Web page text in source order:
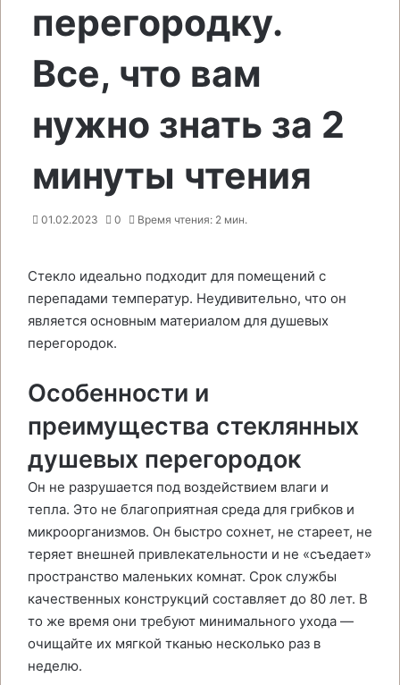
перегородку.
Все, что вам
нужно знать за 2
минуты чтения
01.02.2023 0 Время чтения: 2 мин.
Стекло идеально подходит для помещений с
перепадами температур. Неудивительно, что он
является основным материалом для душевых
перегородок.
Особенности и
преимущества стеклянных
душевых перегородок
Он не разрушается под воздействием влаги и
тепла. Это не благоприятная среда для грибков и
микроорганизмов. Он быстро сохнет, не стареет, не
теряет внешней привлекательности и не «съедает»
пространство маленьких комнат. Срок службы
качественных конструкций составляет до 80 лет. В
то же время они требуют минимального ухода —
очищайте их мягкой тканью несколько раз в
неделю.